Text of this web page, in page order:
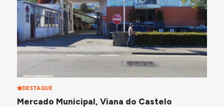
DESTAQUE
Mercado Municipal, Viana do Castelo